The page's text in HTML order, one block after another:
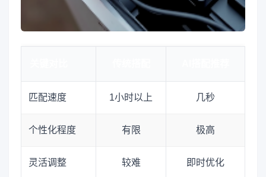
匹配速度 1小时以上 几秒
个性化程度 有限 极高
灵活调整 较难 即时优化